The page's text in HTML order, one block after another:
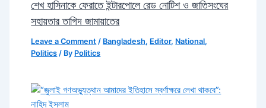
শেখ হাসিনাকে ফেরাতে ইন্টারপোলে রেড নোটিশ ও জাতিসংঘের
সহায়তার তাগিদ জামায়াতের
Leave a Comment / Bangladesh, Editor, National,
Politics / By Politics